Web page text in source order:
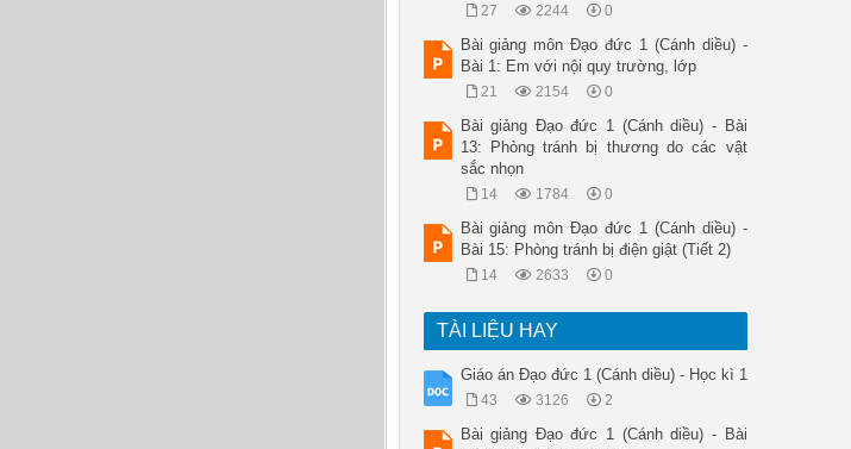
27 2244 0
Bài giảng môn Đạo đức 1 (Cánh diều) -
Bài 1: Em với nội quy trường, lớp
21 2154 0
Bài giảng Đạo đức 1 (Cánh diều) - Bài
13: Phòng tránh bị thương do các vật
sắc nhọn
14 1784 0
Bài giảng môn Đạo đức 1 (Cánh diều) -
Bài 15: Phòng tránh bị điện giật (Tiết 2)
14 2633 0
TÀI LIỆU HAY
Giáo án Đạo đức 1 (Cánh diều) - Học kì 1
43 3126 2
Bài giảng Đạo đức 1 (Cánh diều) - Bài